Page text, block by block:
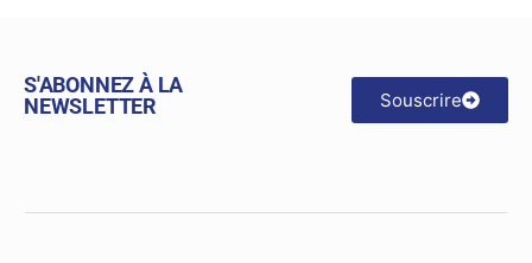
S'ABONNEZ À LA
NEWSLETTER
Souscrire